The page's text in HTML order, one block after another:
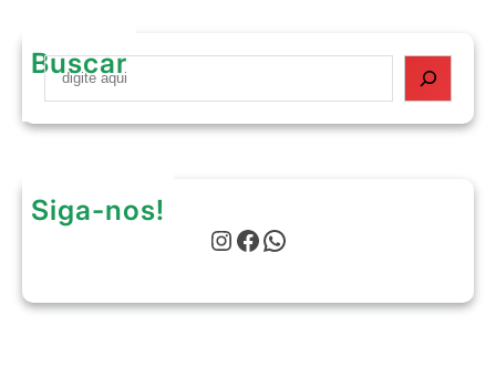
Buscar
S
a
h
Siga-nos!
Instagram Facebook WhatsApp